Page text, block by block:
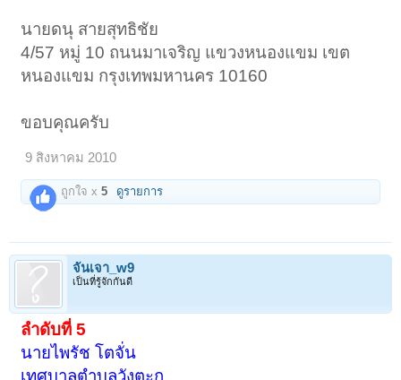
นายดนุ สายสุทธิชัย
4/57 หมู่ 10 ถนนมาเจริญ แขวงหนองแขม เขต
หนองแขม กรุงเทพมหานคร 10160
ขอบคุณครับ
9 สิงหาคม 2010
ถูกใจ x5 ดูรายการ
จั่นเจา_w9
เป็นที่รู้จักกันดี
ลำดับที่ 5
นายไพรัช โตจั่น
เทศบาลตำบลวังตะกู